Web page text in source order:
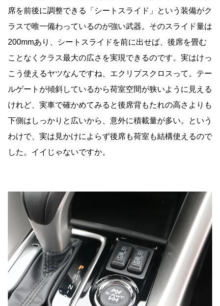
席を前後に調整できる「シートスライド」という装備がク
ラスで唯一備わっているのが強い武器。そのスライド量は
200mmあり、シートスライドを前に出せば、後席を畳む
ことなくクラス最大の広さを実現できるのです。実はけっ
こう使えるヤツなんですね、エクリプスクロスって。テー
ルゲートが傾斜しているから荷室空間が狭いように見える
けれど、実車で確かめてみると後席背もたれの高さよりも
下側はしっかりと広いから、意外に積載量が多い。という
わけで、実は見かけによらず後席も荷室も結構使えるので
した。イイじゃないですか。